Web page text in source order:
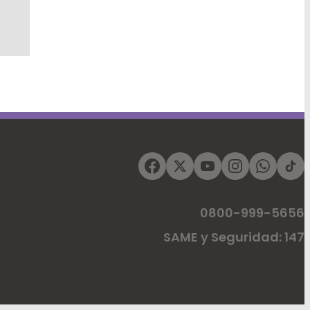
0800-999-5656
SAME y Seguridad: 147